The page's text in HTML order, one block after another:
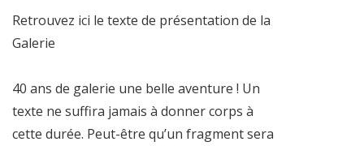
Retrouvez ici le texte de présentation de la
Galerie
40 ans de galerie une belle aventure ! Un
texte ne suffira jamais à donner corps à
cette durée. Peut-être qu’un fragment sera